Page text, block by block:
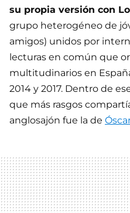
su propia versión con
grupo heterogéneo de
amigos) unidos por
lecturas en común que
multitudinarios en
2014 y 2017. Dentro de
que más rasgos
anglosajón fue la de